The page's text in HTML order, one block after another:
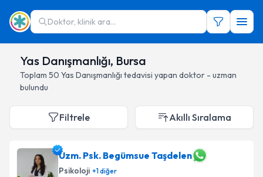
Doktor, klinik ara...
Yas Danışmanlığı, Bursa
Toplam 50 Yas Danışmanlığı tedavisi yapan doktor - uzman
bulundu
Filtrele Akıllı Sıralama
Uzm. Psk. Begümsue Taşdelen
Psikoloji +1diğer